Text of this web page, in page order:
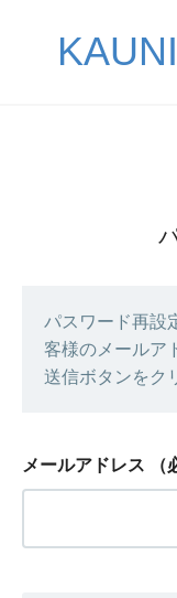
パスワード再設
客様のメールア
送信ボタンをク
メールアドレス （